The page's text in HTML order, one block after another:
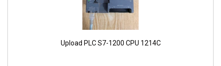
Upload PLC S7-1200 CPU 1214C